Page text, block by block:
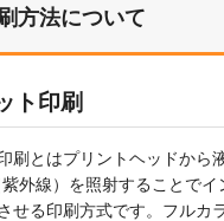
方法について
ト印刷
刷とはプリントヘッドから
外線）を照射することでイ
せる印刷方式です。フルカ